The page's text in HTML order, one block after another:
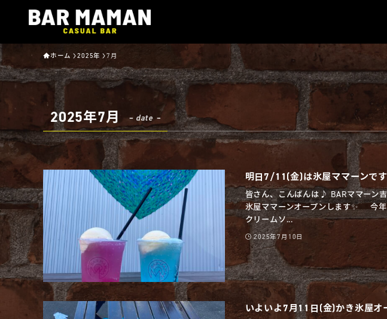
ホーム 2025年 7月
2025年7月 – date –
明日7/11(金)は氷屋ママーンで
皆さん、こんばんは♪ BARママーン
氷屋ママーンオープンします✨ 今
クリームソ...
2025年7月10日
いよいよ7月11日(金)かき氷屋オ